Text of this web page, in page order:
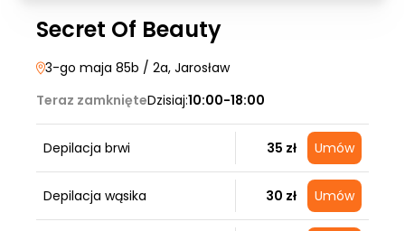
Secret Of Beauty
3-go maja 85b / 2a, Jarosław
Teraz zamknięteDzisiaj:10:00-18:00
Depilacja brwi 35 zł Umów
Depilacja wąsika 30 zł Umów